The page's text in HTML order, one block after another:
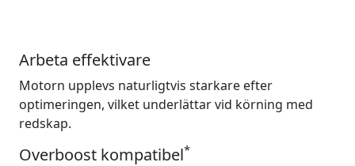
Arbeta effektivare
Motorn upplevs naturligtvis starkare efter
optimeringen, vilket underlättar vid körning med
redskap.
Overboost kompatibel*